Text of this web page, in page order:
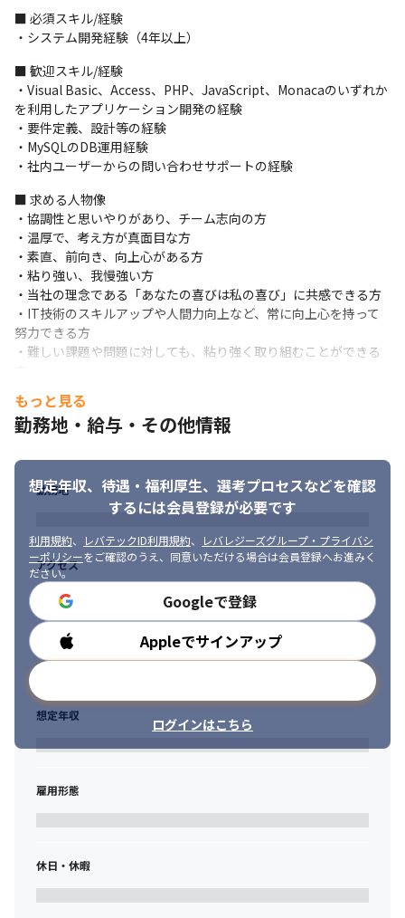
・業務についてはリーダーが割り振りしており、毎日の朝会で業
務内容や進捗を確認しています
・週に1回、システム課で持っている案件やプロジェクトについて
ミーティングを行い、今後の進め方や、やりたい案件についてヒ
アリングしています
・メンバーは、各業務で発生するユーザーヒアリングや設計、リ
リースまでを裁量を持って担当しています
・「かえるメモ」に依頼のあった項目は、月に1度システム課と経
営層含むミーティングで優先順位を決めて対応しています
＜入社後の流れ＞
・数カ月は2～3日程度の開発や運用系業務を行い、システムへの
理解を深めていただきます
・最初は社内のシステム運用を主に担当していただき、PCの修理
や入れ替えなどをお任せしていく予定です
・業務に慣れてきたら、まずは小さなシステム開発、そして徐々
に規模の大きい案件を担当いただき、最終的には要件定義や設計
までお任せします
■ この仕事の面白み、魅力
に感じることができ、開発に活かせます
・主体性を重視しており、裁量権を持って開発できます
・最新トレンドをキャッチアップした開発ができる環境です
・ユーザーの要望に合わせた柔軟なシステム開発に対応してお
り、現場の業務に合わせて最適化できます
・IT部門への期待が大きくなっていることから、本ポジションは
非常に重要な役割を担えます
・携わるシステムの範囲は多岐にわたるため、スキルアップや成
長意欲が高い方には刺激的な環境です
■ 必須スキル/経験
・システム開発経験（4年以上）
■ 歓迎スキル/経験
・Visual Basic、Access、PHP、JavaScript、Monacaのいずれか
を利用したアプリケーション開発の経験
・要件定義、設計等の経験
・MySQLのDB運用経験
・社内ユーザーからの問い合わせサポートの経験
■ 求める人物像
・協調性と思いやりがあり、チーム志向の方
・温厚で、考え方が真面目な方
・素直、前向き、向上心がある方
・粘り強い、我慢強い方
・当社の理念である「あなたの喜びは私の喜び」に共感できる方
・IT技術のスキルアップや人間力向上など、常に向上心を持って
努力できる方
・難しい課題や問題に対しても、粘り強く取り組むことができる
もっと見る
勤務地・給与・その他情報
想定年収、待遇・福利厚生、 選考プロセスなどを確認
するには会員登録が必要です
利用規約、 レバテックID利用規約、
レバレジーズグループ・プライバシ
ーポリシーをご確認のうえ、同意いただける場合は会員登録へお進みく
ださい。
Googleで登録
Appleでサインアップ
ログインはこちら
勤務地
アクセス
勤務時間
想定年収
雇用形態
休日・休暇